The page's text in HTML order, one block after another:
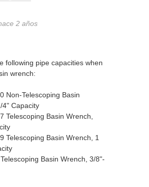
2 años
following pipe capacities when
wrench:
Non-Telescoping Basin
4" Capacity
Telescoping Basin Wrench,
Telescoping Basin Wrench, 1
Basin Wrench, 3/8"-